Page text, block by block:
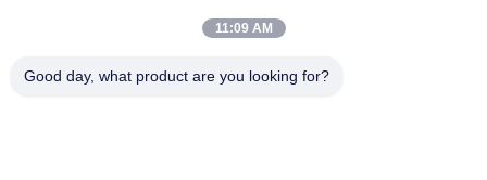
11:09 AM
Good day, what product are you looking for?